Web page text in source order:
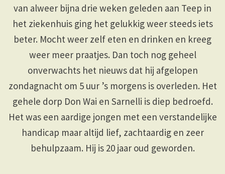
van alweer bijna drie weken geleden aan Teep in
het ziekenhuis ging het gelukkig weer steeds iets
beter. Mocht weer zelf eten en drinken en kreeg
weer meer praatjes. Dan toch nog geheel
onverwachts het nieuws dat hij afgelopen
zondagnacht om 5 uur ’s morgens is overleden. Het
gehele dorp Don Wai en Sarnelli is diep bedroefd.
Het was een aardige jongen met een verstandelijke
handicap maar altijd lief, zachtaardig en zeer
behulpzaam. Hij is 20 jaar oud geworden.